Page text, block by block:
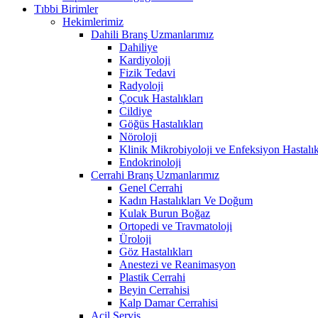
Tıbbi Birimler
Hekimlerimiz
Dahili Branş Uzmanlarımız
Dahiliye
Kardiyoloji
Fizik Tedavi
Radyoloji
Çocuk Hastalıkları
Cildiye
Göğüs Hastalıkları
Nöroloji
Klinik Mikrobiyoloji ve Enfeksiyon
Endokrinoloji
Cerrahi Branş Uzmanlarımız
Genel Cerrahi
Kadın Hastalıkları Ve Doğum
Kulak Burun Boğaz
Ortopedi ve Travmatoloji
Üroloji
Göz Hastalıkları
Anestezi ve Reanimasyon
Plastik Cerrahi
Beyin Cerrahisi
Kalp Damar Cerrahisi
Acil Servis